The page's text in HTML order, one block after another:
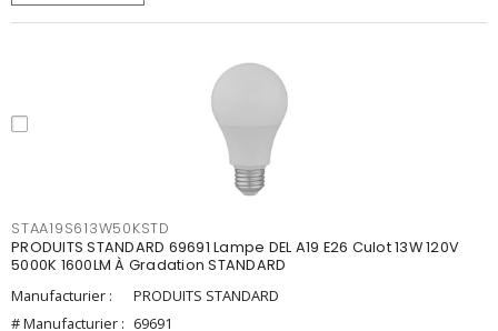
STAA19S613W50KSTD
PRODUITS STANDARD 69691 Lampe DEL A19 E26 Culot 13W 120V
5000K 1600LM À Gradation STANDARD
Manufacturier :
PRODUITS STANDARD
# Manufacturier : 69691